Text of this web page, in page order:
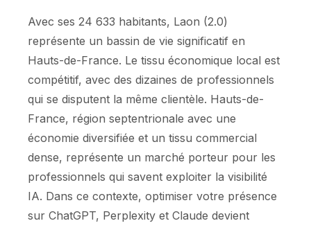
Avec ses 24 633 habitants, Laon (2.0)
représente un bassin de vie significatif en
Hauts-de-France. Le tissu économique local est
compétitif, avec des dizaines de professionnels
qui se disputent la même clientèle. Hauts-de-
France, région septentrionale avec une
économie diversifiée et un tissu commercial
dense, représente un marché porteur pour les
professionnels qui savent exploiter la visibilité
IA. Dans ce contexte, optimiser votre présence
sur ChatGPT, Perplexity et Claude devient